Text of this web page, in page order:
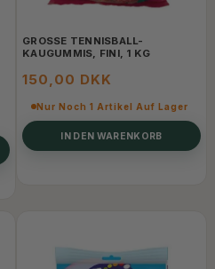
GROSSE TENNISBALL-K
AUGUMMIS, FINI, 1 KG
150,00 DKK
Nur Noch 1 Artikel Auf Lager
IN DEN WARENKORB